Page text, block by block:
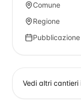
Comune
Regione
Pubblicazione
Vedi altri